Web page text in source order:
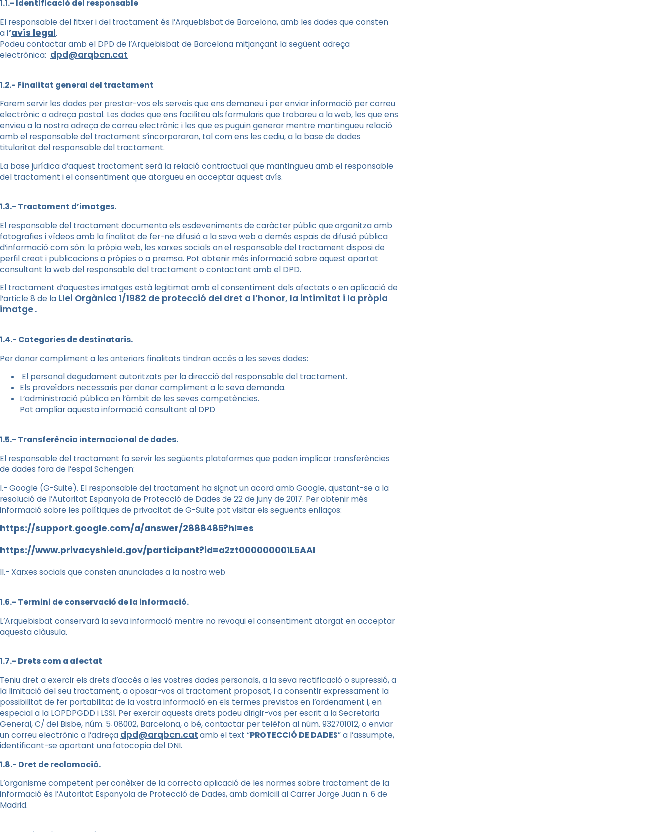
1.1.- Identificació del responsable
El responsable del fitxer i del tractament és l’Arquebisbat de Barcelona, amb les dades que consten
al’avís legal.
Podeu contactar amb el DPD de l’Arquebisbat de Barcelona mitjançant la següent adreça
electrònica: dpd@arqbcn.cat
1.2.- Finalitat general del tractament
Farem servir les dades per prestar-vos els serveis que ens demaneu i per enviar informació per correu
electrònic o adreça postal. Les dades que ens faciliteu als formularis que trobareu a la web, les que ens
envieu a la nostra adreça de correu electrònic i les que es puguin generar mentre mantingueu relació
amb el responsable del tractament s’incorporaran, tal com ens les cediu, a la base de dades
titularitat del responsable del tractament.
La base jurídica d’aquest tractament serà la relació contractual que mantingueu amb el responsable
del tractament i el consentiment que atorgueu en acceptar aquest avís.
1.3.- Tractament d’imatges.
El responsable del tractament documenta els esdeveniments de caràcter públic que organitza amb
fotografies i vídeos amb la finalitat de fer-ne difusió a la seva web o demés espais de difusió pública
d’informació com són: la pròpia web, les xarxes socials on el responsable del tractament disposi de
perfil creat i publicacions a pròpies o a premsa. Pot obtenir més informació sobre aquest apartat
consultant la web del responsable del tractament o contactant amb el DPD.
El tractament d’aquestes imatges està legitimat amb el consentiment dels afectats o en aplicació de
l’article 8 de la Llei Orgànica 1/1982 de protecció del dret a l’honor, la intimitat i la pròpia
imatge.
1.4.- Categories de destinataris.
Per donar compliment a les anteriors finalitats tindran accés a les seves dades:
El personal degudament autoritzats per la direcció del responsable del tractament.
Els proveïdors necessaris per donar compliment a la seva demanda.
L’administració pública en l’àmbit de les seves competències.
Pot ampliar aquesta informació consultant al DPD
1.5.- Transferència internacional de dades.
El responsable del tractament fa servir les següents plataformes que poden implicar transferències
de dades fora de l’espai Schengen:
I.- Google (G-Suite). El responsable del tractament ha signat un acord amb Google, ajustant-se a la
resolució de l’Autoritat Espanyola de Protecció de Dades de 22 de juny de 2017. Per obtenir més
informació sobre les polítiques de privacitat de G-Suite pot visitar els següents enllaços:
https://support.google.com/a/answer/2888485?hl=es
https://www.privacyshield.gov/participant?id=a2zt000000001L5AAI
II.- Xarxes socials que consten anunciades a la nostra web
1.6.- Termini de conservació de la informació.
L’Arquebisbat conservarà la seva informació mentre no revoqui el consentiment atorgat en acceptar
aquesta clàusula.
1.7.- Drets com a afectat
Teniu dret a exercir els drets d’accés a les vostres dades personals, a la seva rectificació o supressió, a
la limitació del seu tractament, a oposar-vos al tractament proposat, i a consentir expressament la
possibilitat de fer portabilitat de la vostra informació en els termes previstos en l’ordenament i, en
especial a la LOPDPGDD i LSSI. Per exercir aquests drets podeu dirigir-vos per escrit a la Secretaria
General, C/ del Bisbe, núm. 5, 08002, Barcelona, o bé, contactar per telèfon al núm. 932701012, o enviar
un correu electrònic a l’adreça dpd@arqbcn.catamb el text “PROTECCIÓ DE DADES” a l’assumpte,
identificant-se aportant una fotocopia del DNI.
1.8.- Dret de reclamació.
L’organisme competent per conèixer de la correcta aplicació de les normes sobre tractament de la
informació és l’Autoritat Espanyola de Protecció de Dades, amb domicili al Carrer Jorge Juan n. 6 de
Madrid.